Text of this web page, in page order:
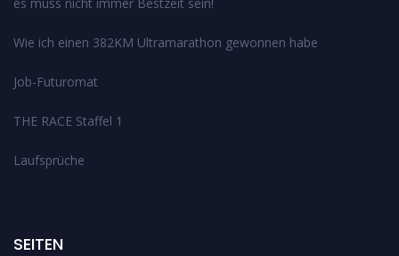
Wie ich einen 382KM Ultramarathon gewonnen habe
Job-Futuromat
THE RACE Staffel 1
Laufsprüche
SEITEN